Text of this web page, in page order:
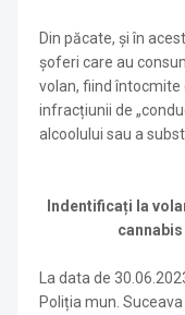
Din păcate, și în
șoferi care au
volan, fiind întocmite
infracțiunii de
alcoolului sau a
Indentificați la
La data de
Poliția mun.